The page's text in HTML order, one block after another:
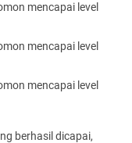
mencapai level
mencapai level
mencapai level
berhasil dicapai,